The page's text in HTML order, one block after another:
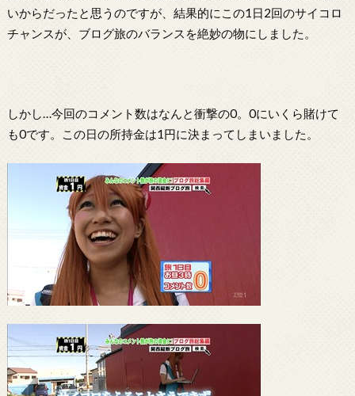
いからだったと思うのですが、結果的にこの1日2回のサイコロ
チャンスが、ブログ旅のバランスを絶妙の物にしました。
しかし…今回のコメント数はなんと衝撃の0。0にいくら賭けて
も0です。この日の所持金は1円に決まってしまいました。